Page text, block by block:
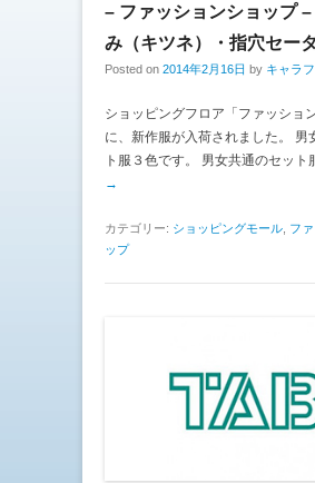
– ファッションショップ
み（キツネ）・指穴セー
Posted on 2014年2月16日 by キャラ
ショッピングフロア「ファッショ
に、新作服が入荷されました。 男
ト服３色です。 男女共通のセット
→
カテゴリー: ショッピングモール フ
ップ